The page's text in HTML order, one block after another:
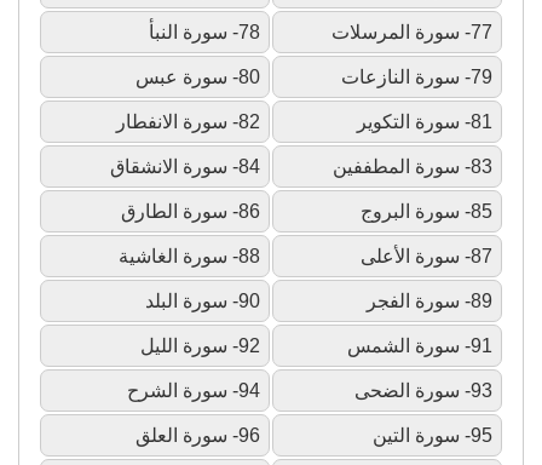
77- سورة المرسلات 78- سورة النبأ
79- سورة النازعات 80- سورة عبس
81- سورة التكوير 82- سورة الانفطار
83- سورة المطففين 84- سورة الانشقاق
85- سورة البروج 86- سورة الطارق
87- سورة الأعلى 88- سورة الغاشية
89- سورة الفجر 90- سورة البلد
91- سورة الشمس 92- سورة الليل
93- سورة الضحى 94- سورة الشرح
95- سورة التين 96- سورة العلق